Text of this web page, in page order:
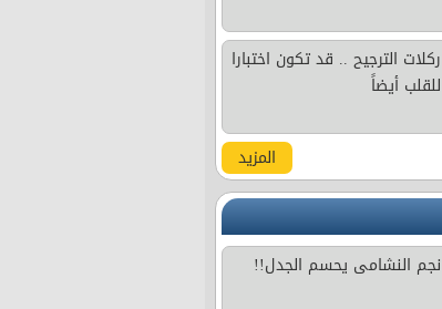
ركلات الترجيح .. قد تكون اختبارا
للقلب أيضاً
المزيد
نجم النشامى يحسم الجدل!!